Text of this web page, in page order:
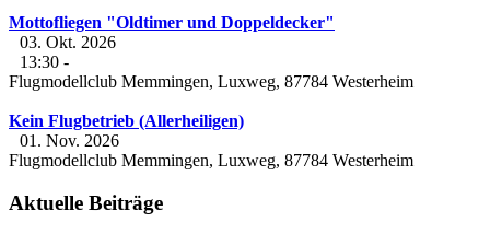
Mottofliegen "Oldtimer und Doppeldecker"
03. Okt. 2026
13:30 -
Flugmodellclub Memmingen, Luxweg, 87784 Westerheim
Kein Flugbetrieb (Allerheiligen)
01. Nov. 2026
Flugmodellclub Memmingen, Luxweg, 87784 Westerheim
Aktuelle Beiträge